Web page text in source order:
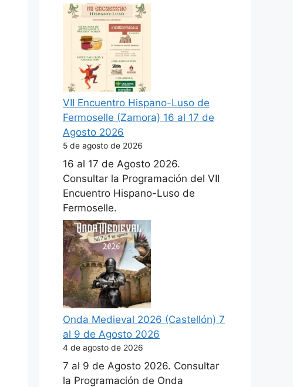
VII Encuentro Hispano-Luso de
Fermoselle (Zamora) 16 al 17 de
Agosto 2026
5 de agosto de 2026
16 al 17 de Agosto 2026.
Consultar la Programación del VII
Encuentro Hispano-Luso de
Fermoselle.
Onda Medieval 2026 (Castellón) 7
al 9 de Agosto 2026
4 de agosto de 2026
7 al 9 de Agosto 2026. Consultar
la Programación de Onda